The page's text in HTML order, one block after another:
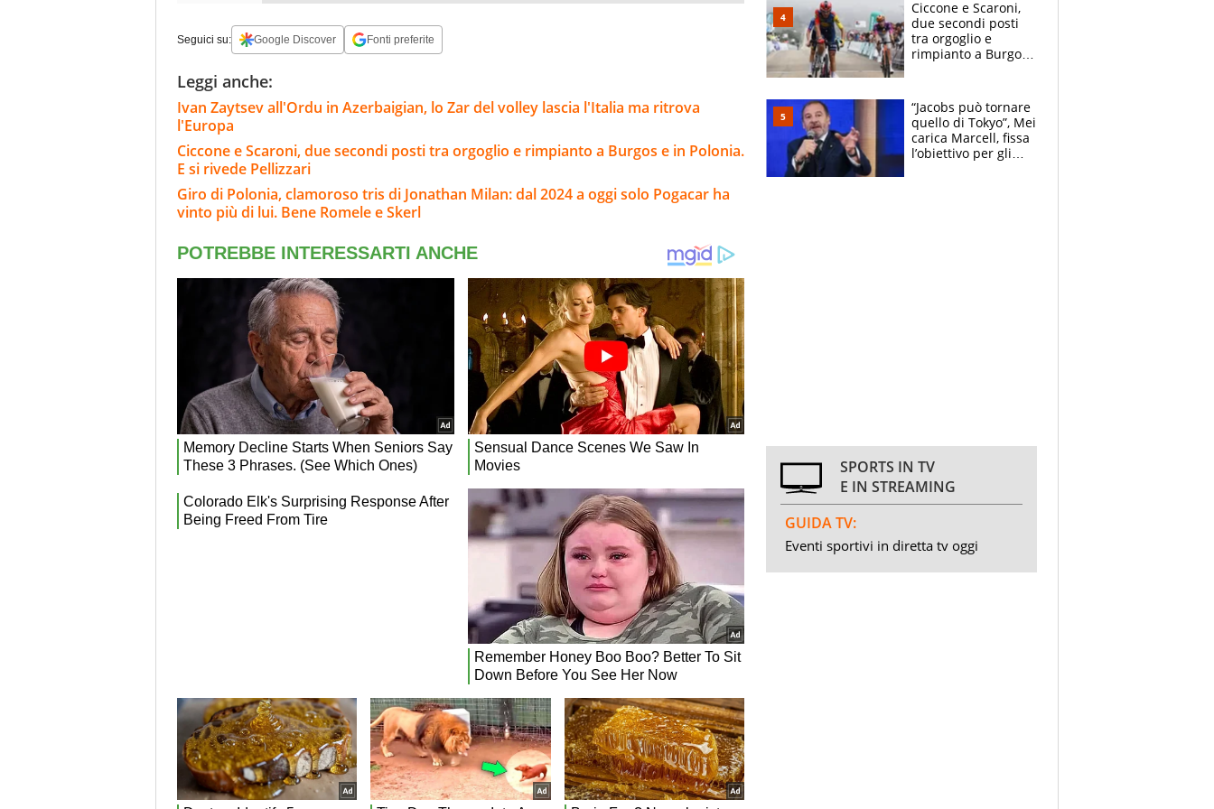
Seguici su: Google Discover Fonti preferite
Leggi anche:
Ivan Zaytsev all'Ordu in Azerbaigian, lo Zar del volley lascia l'Italia ma ritrova
l'Europa
Ciccone e Scaroni, due secondi posti tra orgoglio e rimpianto a Burgos e in Polonia.
E si rivede Pellizzari
Giro di Polonia, clamoroso tris di Jonathan Milan: dal 2024 a oggi solo Pogacar ha
vinto più di lui. Bene Romele e Skerl
Ciccone e Scaroni,
due secondi posti
tra orgoglio e
rimpianto a Burgos
“Jacobs può tornare
quello di Tokyo”, Mei
carica Marcell, fissa
l’obiettivo per gli
SPORTS IN TV
E IN STREAMING
GUIDA TV:
Eventi sportivi in diretta tv oggi